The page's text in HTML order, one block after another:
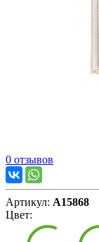
0 отзывов
Артикул: А15868
Цвет: